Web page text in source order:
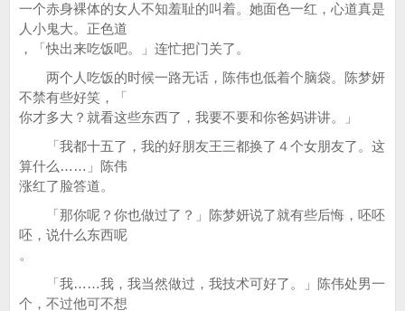
一个赤身裸体的女人不知羞耻的叫着。她面色一红，心道真是
人小鬼大。正色道
，「快出来吃饭吧。」连忙把门关了。
两个人吃饭的时候一路无话，陈伟也低着个脑袋。陈梦妍
不禁有些好笑，「
你才多大？就看这些东西了，我要不要和你爸妈讲讲。」
「我都十五了，我的好朋友王三都换了４个女朋友了。这
算什么……」陈伟
涨红了脸答道。
「那你呢？你也做过了？」陈梦妍说了就有些后悔，呸呸
呸，说什么东西呢
。
「我……我，我当然做过，我技术可好了。」陈伟处男一
个，不过他可不想